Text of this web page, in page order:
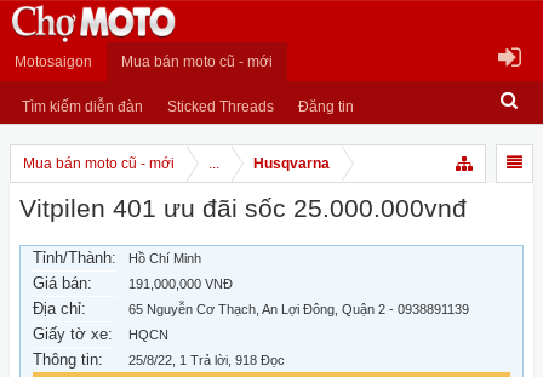
Motosaigon Mua bán moto cũ - mới
Tìm kiếm diễn đàn Sticked Threads Đăng tin
Mua bán moto cũ - mới ... Husqvarna
Vitpilen 401 ưu đãi sốc 25.000.000vnđ
Tỉnh/Thành: Hồ Chí Minh
Giá bán: 191,000,000 VNĐ
Địa chỉ: 65 Nguyễn Cơ Thạch, An Lợi Đông, Quận 2 - 0938891139
Giấy tờ xe: HQCN
Thông tin: 25/8/22 , 1 Trả lời, 918 Đọc